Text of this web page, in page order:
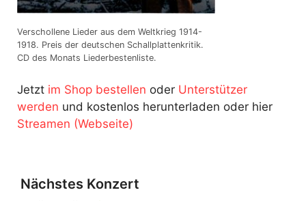
Verschollene Lieder aus dem Weltkrieg 1914-
1918. Preis der deutschen Schallplattenkritik.
CD des Monats Liederbestenliste.
Jetzt im Shop bestellen oder Unterstützer
werden und kostenlos herunterladen oder hier
Streamen (Webseite)
Nächstes Konzert